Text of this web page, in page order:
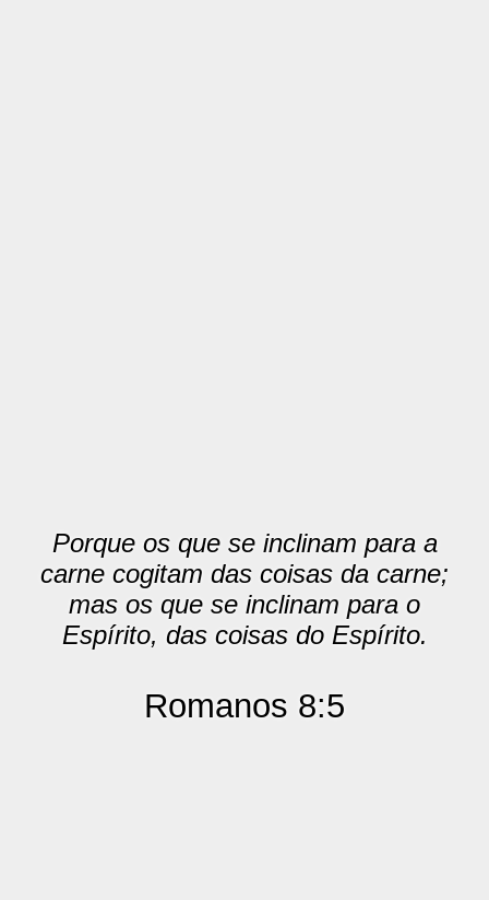
Porque os que se inclinam para a
carne cogitam das coisas da carne;
mas os que se inclinam para o
Espírito, das coisas do Espírito.
Romanos 8:5